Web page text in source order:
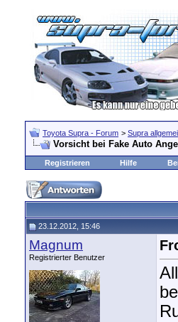
Toyota Supra - Forum > Supra
Vorsicht bei Fake Auto
Registrieren Hilfe
23.12.2012, 15:46
Magnum
Registrierter Benutzer